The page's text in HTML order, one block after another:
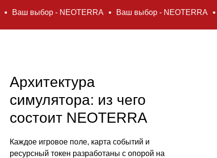
- NEOTERRA Ваш выбор - NEOTERRA Ваш
Архитектура
симулятора: из чего
состоит NEOTERRA
Каждое игровое поле, карта событий и
ресурсный токен разработаны с опорой на